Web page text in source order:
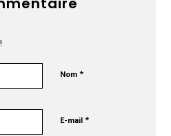
Nom*
E-mail*